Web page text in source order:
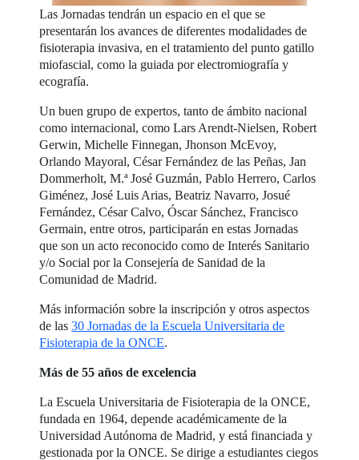
Las Jornadas tendrán un espacio en el que se
presentarán los avances de diferentes modalidades de
fisioterapia invasiva, en el tratamiento del punto gatillo
miofascial, como la guiada por electromiografía y
ecografía.
Un buen grupo de expertos, tanto de ámbito nacional
como internacional, como Lars Arendt-Nielsen, Robert
Gerwin, Michelle Finnegan, Jhonson McEvoy,
Orlando Mayoral, César Fernández de las Peñas, Jan
Dommerholt, M.ª José Guzmán, Pablo Herrero, Carlos
Giménez, José Luis Arias, Beatriz Navarro, Josué
Fernández, César Calvo, Óscar Sánchez, Francisco
Germain, entre otros, participarán en estas Jornadas
que son un acto reconocido como de Interés Sanitario
y/o Social por la Consejería de Sanidad de la
Comunidad de Madrid.
Más información sobre la inscripción y otros aspectos
de las30 Jornadas de la Escuela Universitaria de
Fisioterapia de la ONCE.
Más de 55 años de excelencia
La Escuela Universitaria de Fisioterapia de la ONCE,
fundada en 1964, depende académicamente de la
Universidad Autónoma de Madrid, y está financiada y
gestionada por la ONCE. Se dirige a estudiantes ciegos